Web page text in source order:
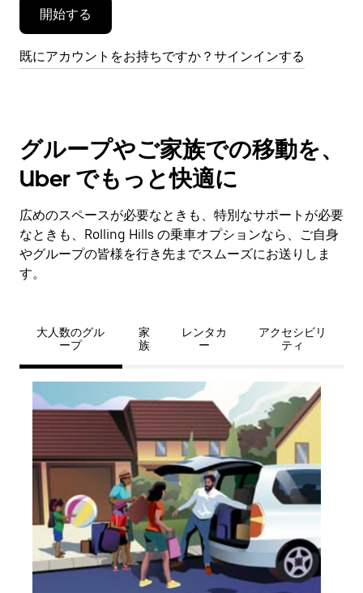
開始する
既にアカウントをお持ちですか？サインインする
グループやご家族での移動を、
Uber でもっと快適に
広めのスペースが必要なときも、特別なサポートが必要
なときも、Rolling Hills の乗車オプションなら、ご自身
やグループの皆様を行き先までスムーズにお送りしま
す。
大人数のグル
ープ
家
族
レンタカ
ー
アクセシビリ
ティ